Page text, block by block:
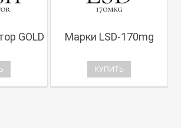
GOLD Марки LSD-170mg
КУПИТЬ